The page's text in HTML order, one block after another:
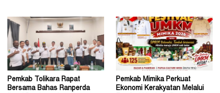
Pemkab Tolikara Rapat
Bersama Bahas Ranperda
Pemkab Mimika Perkuat
Ekonomi Kerakyatan Melalui